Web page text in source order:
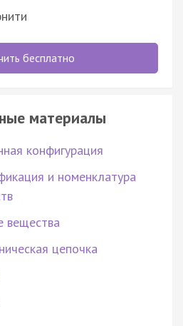
бесплатно
материалы
конфигурация
и номенклатура
вещества
цепочка